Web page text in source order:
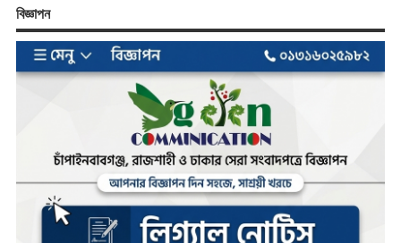
বিজ্ঞাপন